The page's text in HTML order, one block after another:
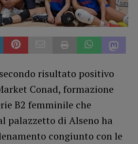
risultato positivo
Conad, formazione
B2 femminile che
palazzetto di Alseno ha
congiunto con le